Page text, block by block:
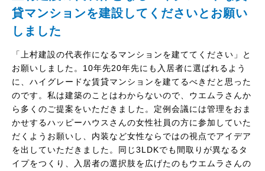
貸マンションを建設してくださいとお願い
しました
「上村建設の代表作になるマンションを建ててください」と
お願いしました。10年先20年先にも入居者に選ばれるよう
に、ハイグレードな賃貸マンションを建てるべきだと思った
のです。私は建築のことはわからないので、ウエムラさんか
ら多くのご提案をいただきました。定例会議には管理をおま
かせするハッピーハウスさんの女性社員の方に参加していた
だくようお願いし、内装など女性ならではの視点でアイデア
を出していただきました。同じ3LDKでも間取りが異なるタ
イプをつくり、入居者の選択肢を広げたのもウエムラさんの